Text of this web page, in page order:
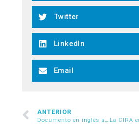
Twitter
LinkedIn
Email
ANTERIOR
Documento en inglés sobre normativa vigente sobre los pagos al exterior